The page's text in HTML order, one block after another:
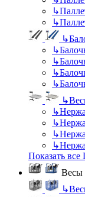
↳
↳
↳
↳
↳
↳
↳
↳
↳
↳
↳
↳
Показать
Весы
↳